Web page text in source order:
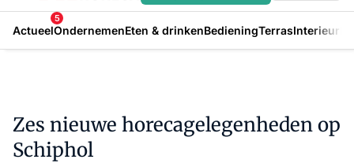
Actueel
5
OndernemenEten & drinkenBedieningTerrasInterieur
Zes nieuwe horecagelegenheden op
Schiphol